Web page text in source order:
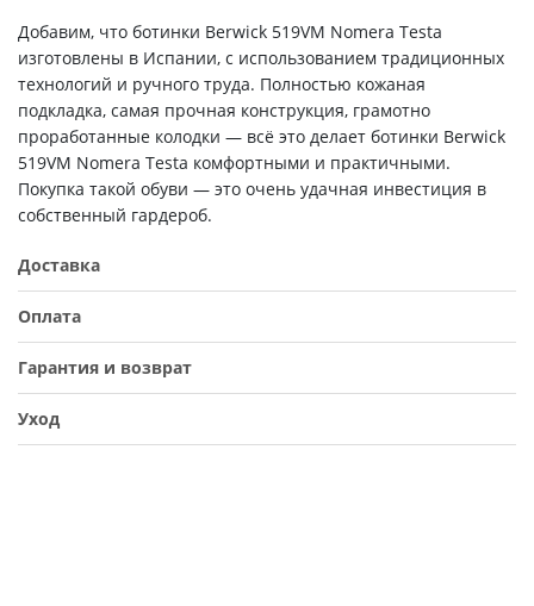
Добавим, что ботинки Berwick 519VM Nomera Testa
изготовлены в Испании, с использованием традиционных
технологий и ручного труда. Полностью кожаная
подкладка, самая прочная конструкция, грамотно
проработанные колодки — всё это делает ботинки Berwick
519VM Nomera Testa комфортными и практичными.
Покупка такой обуви — это очень удачная инвестиция в
собственный гардероб.
Доставка
Оплата
Гарантия и возврат
Уход